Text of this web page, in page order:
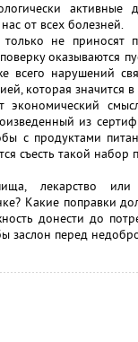
от всех болезней.
не приносят
оказываются
всего нарушений
которая значится
из
с продуктами
съесть такой
лекарство
Какие поправки
донести до
заслон перед